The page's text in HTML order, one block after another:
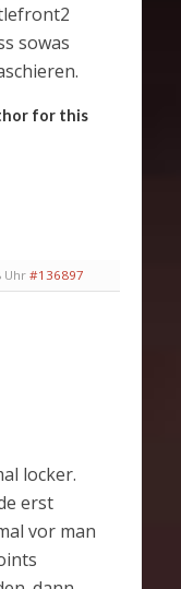
sowas
for this
Uhr #136897
locker.
erst
vor man